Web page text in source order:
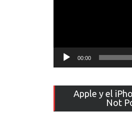
00:00
Apple y el
Not